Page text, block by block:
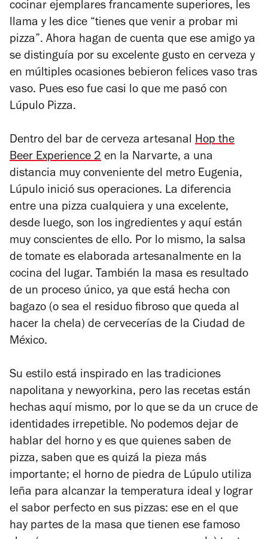
cocinar ejemplares francamente superiores, les
llama y les dice “tienes que venir a probar mi
pizza”. Ahora hagan de cuenta que ese amigo ya
se distinguía por su excelente gusto en cerveza y
en múltiples ocasiones bebieron felices vaso tras
vaso. Pues eso fue casi lo que me pasó con
Lúpulo Pizza.
Dentro del bar de cerveza artesanal Hop the
Beer Experience 2 en la Narvarte, a una
distancia muy conveniente del metro Eugenia,
Lúpulo inició sus operaciones. La diferencia
entre una pizza cualquiera y una excelente,
desde luego, son los ingredientes y aquí están
muy conscientes de ello. Por lo mismo, la salsa
de tomate es elaborada artesanalmente en la
cocina del lugar. También la masa es resultado
de un proceso único, ya que está hecha con
bagazo (o sea el residuo fibroso que queda al
hacer la chela) de cervecerías de la Ciudad de
México.
Su estilo está inspirado en las tradiciones
napolitana y newyorkina, pero las recetas están
hechas aquí mismo, por lo que se da un cruce de
identidades irrepetible. No podemos dejar de
hablar del horno y es que quienes saben de
pizza, saben que es quizá la pieza más
importante; el horno de piedra de Lúpulo utiliza
leña para alcanzar la temperatura ideal y lograr
el sabor perfecto en sus pizzas: ese en el que
hay partes de la masa que tienen ese famoso